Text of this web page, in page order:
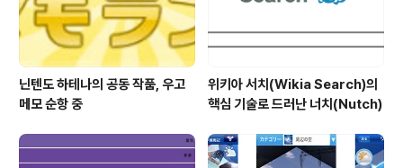
닌텐도 하테나의 공동 작품, 우고
메모 순항 중
위키아 서치(Wikia Search)의
핵심 기술로 드러난 너치(Nutch)